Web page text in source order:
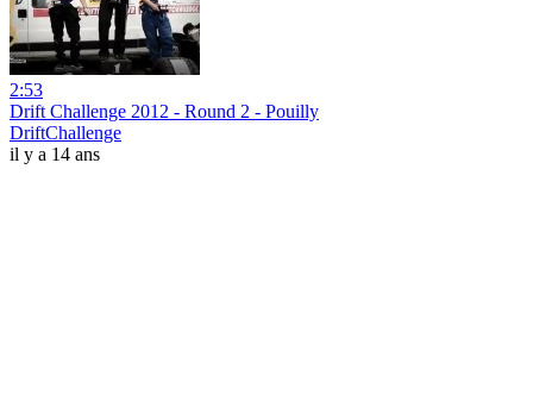
2:53
Drift Challenge 2012 - Round 2 - Pouilly
DriftChallenge
il y a 14 ans